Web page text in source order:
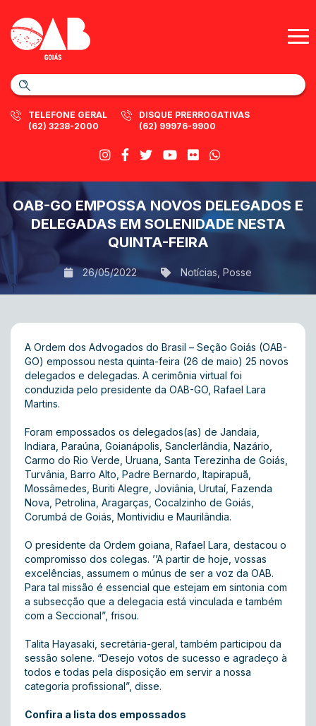
TELEFONE GERAL
(62) 3238-2000
DISQUE PRERROGATIVAS
(62) 99976-9900
OAB-GO EMPOSSA NOVOS DELEGADOS E
DELEGADAS EM SOLENIDADE NESTA
QUINTA-FEIRA
26/05/2022 Notícias Posse
A Ordem dos Advogados do Brasil – Seção Goiás (OAB-
GO) empossou nesta quinta-feira (26 de maio) 25 novos
delegados e delegadas. A cerimônia virtual foi
conduzida pelo presidente da OAB-GO, Rafael Lara
Martins.
Foram empossados os delegados(as) de Jandaia,
Indiara, Paraúna, Goianápolis, Sanclerlândia, Nazário,
Carmo do Rio Verde, Uruana, Santa Terezinha de Goiás,
Turvânia, Barro Alto, Padre Bernardo, Itapirapuã,
Mossâmedes, Buriti Alegre, Joviânia, Urutaí, Fazenda
Nova, Petrolina, Aragarças, Cocalzinho de Goiás,
Corumbá de Goiás, Montividiu e Maurilândia.
O presidente da Ordem goiana, Rafael Lara, destacou o
compromisso dos colegas. ’’A partir de hoje, vossas
excelências, assumem o múnus de ser a voz da OAB.
Para tal missão é essencial que estejam em sintonia com
a subsecção que a delegacia está vinculada e também
com a Seccional”, frisou.
Talita Hayasaki, secretária-geral, também participou da
sessão solene. “Desejo votos de sucesso e agradeço à
todos e todas pela disposição em servir a nossa
categoria profissional”, disse.
Confira a lista dos empossados